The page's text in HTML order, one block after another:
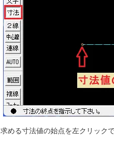
求める寸法値の始点を左クリック